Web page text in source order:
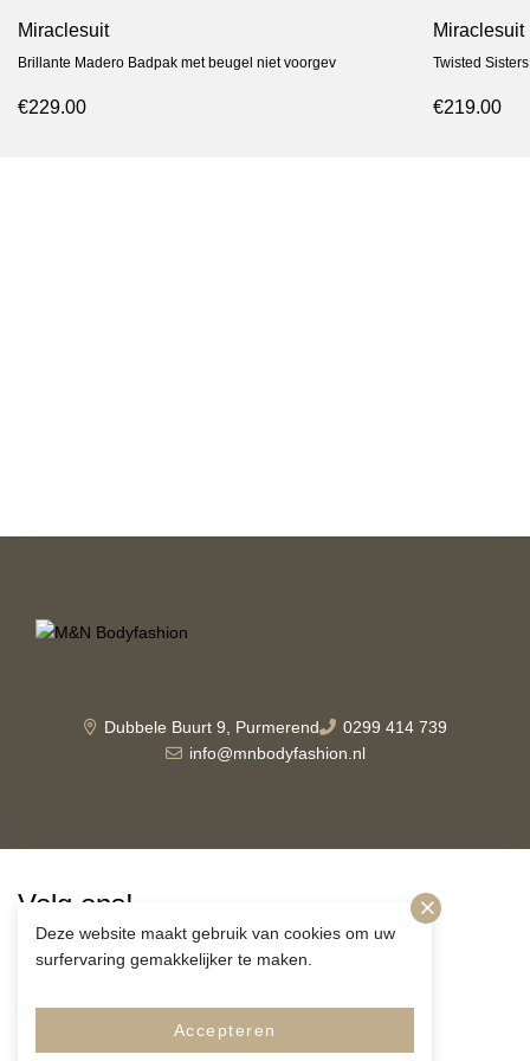
Deze website maakt gebruik van cookies om uw
surfervaring gemakkelijker te maken.
Accepteren
Miraclesuit
Brillante Madero Badpak met beugel niet voorgev
€229.00
Miraclesuit
Twisted
€219.00
Dubbele Buurt 9, Purmerend
0299 414 739
info@mnbodyfashion.nl
Volg ons!